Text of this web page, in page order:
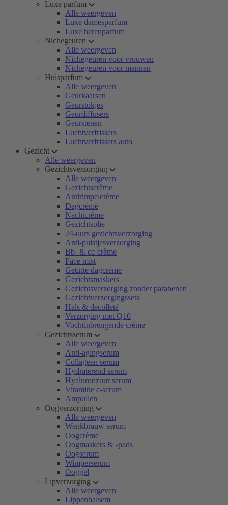
Luxe parfum
Alle weergeven
Luxe damesparfum
Luxe herenparfum
Nichegeuren
Alle weergeven
Nichegeuren voor vrouwen
Nichegeuren voor mannen
Huisparfum
Alle weergeven
Geurkaarsen
Geurstokjes
Geurdiffusers
Geurstenen
Luchtverfrissers
Luchtverfrissers auto
Gezicht
Alle weergeven
Gezichtsverzorging
Alle weergeven
Gezichtscrème
Antirimpelcrème
Dagcrème
Nachtcrème
Gezichtsolie
24-uurs gezichtsverzorging
Anti-puistjesverzorging
Bb- & cc-crème
Face mist
Getinte dagcrème
Gezichtsmaskers
Gezichtsverzorging zonder parabenen
Gezichtverzorgingssets
Hals & decolleté
Verzorging met Q10
Vochtinbrengende crème
Gezichtsserum
Alle weergeven
Anti-agingserum
Collageen serum
Hydraterend serum
Hyaluronzuur serum
Vitamine c-serum
Ampullen
Oogverzorging
Alle weergeven
Wenkbrauw serum
Oogcrème
Oogmaskers & -pads
Oogserum
Wimperserum
Ooggel
Lipverzorging
Alle weergeven
Lippenbalsem